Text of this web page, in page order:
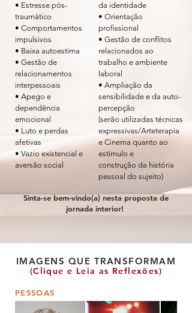
• Estresse pós-
traumático
• Comportamentos
impulsivos
• Baixa autoestima
• Gestão de
relacionamentos
interpessoais
• Apego e
dependência
emocional
• Luto e perdas
afetivas
• Vazio existencial e
aversão social
da identidade
• Orientação
profissional
• Gestão de conflitos
relacionados ao
trabalho e ambiente
laboral
• Ampliação da
sensibilidade e da auto-
percepção
(serão utilizadas técnicas
expressivas/Arteterapia
e Cinema quanto ao
estímulo e
construção da história
pessoal do sujeito)
Sinta-se bem-vindo(a) nesta proposta de
jornada interior!
IMAGENS QUE TRANSFORMAM
(Clique e Leia as Reflexões)
PESSOAS